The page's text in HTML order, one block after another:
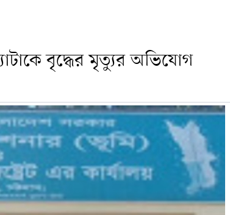
বৃদ্ধের মৃত্যুর অভিযোগ